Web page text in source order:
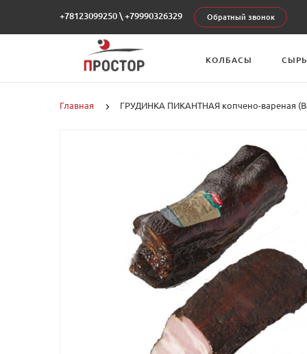
+78123099250 \ +79990326329 Обратный звонок
КОЛБАСЫ
Главная ГРУДИНКА ПИКАНТНАЯ копчено-вареная